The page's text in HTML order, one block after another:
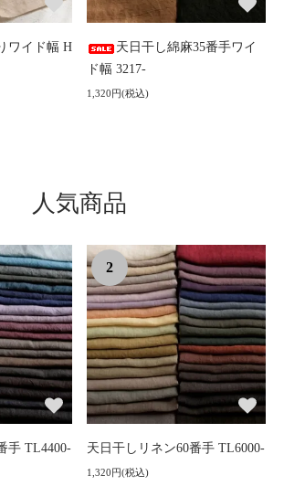
ワイド幅 H
天日干し綿麻35番手ワイ
ド幅 3217-
1,320円(税込)
人気商品
手 TL4400-
2
天日干しリネン60番手 TL6000-
1,320円(税込)